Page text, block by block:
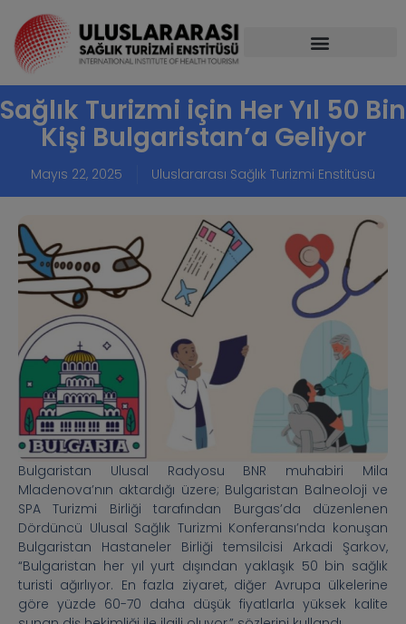
Sağlık Turizmi için Her Yıl 50 Bin
Kişi Bulgaristan’a Geliyor
Mayıs 22, 2025 Uluslararası Sağlık Turizmi Enstitüsü
Bulgaristan Ulusal Radyosu BNR muhabiri Mila
Mladenova’nın aktardığı üzere; Bulgaristan Balneoloji ve
SPA Turizmi Birliği tarafından Burgas’da düzenlenen
Dördüncü Ulusal Sağlık Turizmi Konferansı’nda konuşan
Bulgaristan Hastaneler Birliği temsilcisi Arkadi Şarkov,
“Bulgaristan her yıl yurt dışından yaklaşık 50 bin sağlık
turisti ağırlıyor. En fazla ziyaret, diğer Avrupa ülkelerine
göre yüzde 60-70 daha düşük fiyatlarla yüksek kalite